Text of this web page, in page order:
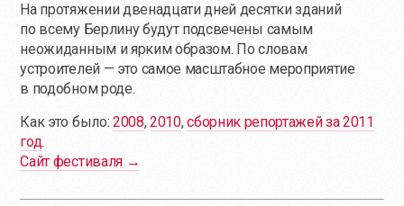
На протяжении двенадцати дней десятки зданий
по всему Берлину будут подсвечены самым
неожиданным и ярким образом. По словам
устроителей — это самое масштабное мероприятие
в подобном роде.
Как это было: 2008,2010,сборник репортажей за 2011
год.
Сайт фестиваля →